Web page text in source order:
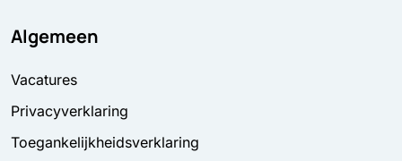
Algemeen
Vacatures
Privacyverklaring
Toegankelijkheidsverklaring